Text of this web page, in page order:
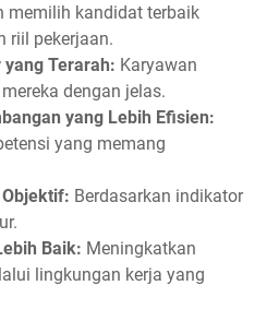
memilih kandidat terbaik
riil pekerjaan.
Terarah: Karyawan
dengan jelas.
yang Lebih Efisien:
yang memang
Berdasarkan indikator
Baik: Meningkatkan
lingkungan kerja yang